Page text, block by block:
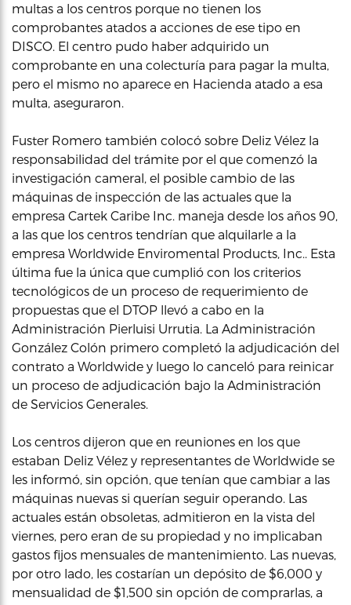
multas a los centros porque no tienen los
comprobantes atados a acciones de ese tipo en
DISCO. El centro pudo haber adquirido un
comprobante en una colecturía para pagar la multa,
pero el mismo no aparece en Hacienda atado a esa
multa, aseguraron.
Fuster Romero también colocó sobre Deliz Vélez la
responsabilidad del trámite por el que comenzó la
investigación cameral, el posible cambio de las
máquinas de inspección de las actuales que la
empresa Cartek Caribe Inc. maneja desde los años 90,
a las que los centros tendrían que alquilarle a la
empresa Worldwide Enviromental Products, Inc.. Esta
última fue la única que cumplió con los criterios
tecnológicos de un proceso de requerimiento de
propuestas que el DTOP llevó a cabo en la
Administración Pierluisi Urrutia. La Administración
González Colón primero completó la adjudicación del
contrato a Worldwide y luego lo canceló para reinicar
un proceso de adjudicación bajo la Administración
de Servicios Generales.
Los centros dijeron que en reuniones en los que
estaban Deliz Vélez y representantes de Worldwide se
les informó, sin opción, que tenían que cambiar a las
máquinas nuevas si querían seguir operando. Las
actuales están obsoletas, admitieron en la vista del
viernes, pero eran de su propiedad y no implicaban
gastos fijos mensuales de mantenimiento. Las nuevas,
por otro lado, les costarían un depósito de $6,000 y
mensualidad de $1,500 sin opción de comprarlas, a